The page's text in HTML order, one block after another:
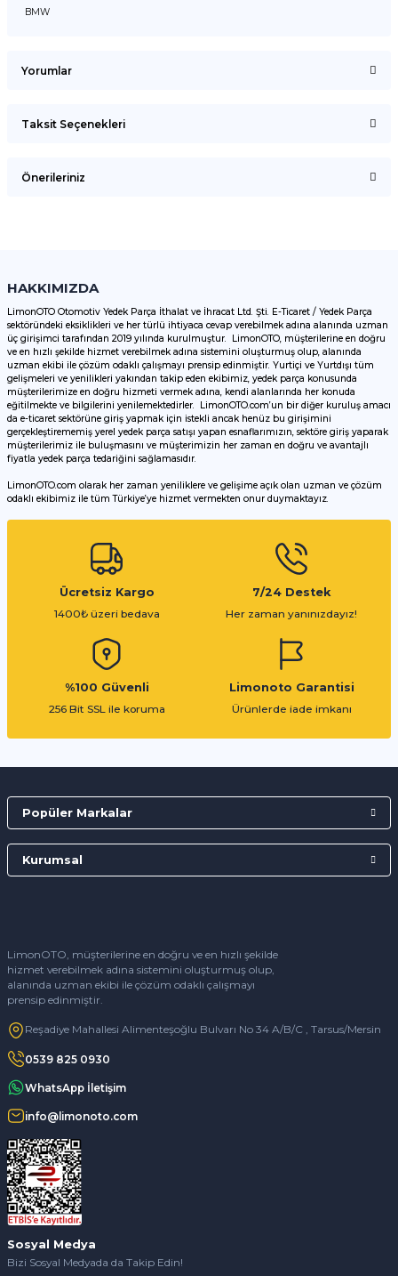
BMW
Yorumlar
Taksit Seçenekleri
Önerileriniz
Görüş ve önerileriniz için teşekkür ederiz.
Ürün resmi kalitesiz, bozuk veya görüntülenemiyor.
Ürün açıklamasında eksik bilgiler bulunuyor.
Ürün bilgilerinde hatalar bulunuyor.
Ürün fiyatı diğer sitelerden daha pahalı.
Bu ürüne benzer farklı alternatifler olmalı.
HAKKIMIZDA
LimonOTO Otomotiv Yedek Parça İthalat ve İhracat Ltd. Şti. E-Ticaret / Yedek Parça
sektöründeki eksiklikleri ve her türlü ihtiyaca cevap verebilmek adına alanında uzman
üç girişimci tarafından 2019 yılında kurulmuştur. LimonOTO, müşterilerine en doğru
ve en hızlı şekilde hizmet verebilmek adına sistemini oluşturmuş olup, alanında
uzman ekibi ile çözüm odaklı çalışmayı prensip edinmiştir. Yurtiçi ve Yurtdışı tüm
gelişmeleri ve yenilikleri yakından takip eden ekibimiz, yedek parça konusunda
müşterilerimize en doğru hizmeti vermek adına, kendi alanlarında her konuda
eğitilmekte ve bilgilerini yenilemektedirler. LimonOTO.com’un bir diğer kuruluş amacı
da e-ticaret sektörüne giriş yapmak için istekli ancak henüz bu girişimini
gerçekleştirememiş yerel yedek parça satışı yapan esnaflarımızın, sektöre giriş yaparak
müşterilerimiz ile buluşmasını ve müşterimizin her zaman en doğru ve avantajlı
fiyatla yedek parça tedariğini sağlamasıdır.
LimonOTO.com olarak her zaman yeniliklere ve gelişime açık olan uzman ve çözüm
odaklı ekibimiz ile tüm Türkiye’ye hizmet vermekten onur duymaktayız.
Ücretsiz Kargo
1400₺ üzeri bedava
7/24 Destek
Her zaman yanınızdayız!
%100 Güvenli
256 Bit SSL ile koruma
Limonoto Garantisi
Ürünlerde iade imkanı
LimonOTO, müşterilerine en doğru ve en hızlı şekilde
hizmet verebilmek adına sistemini oluşturmuş olup,
alanında uzman ekibi ile çözüm odaklı çalışmayı
prensip edinmiştir.
Reşadiye Mahallesi Alimenteşoğlu Bulvarı No 34 A/B/C , Tarsus/Mersin
0539 825 0930
WhatsApp İletişim
info@limonoto.com
Popüler Markalar
Kurumsal
Sosyal Medya
Bizi Sosyal Medyada da Takip Edin!